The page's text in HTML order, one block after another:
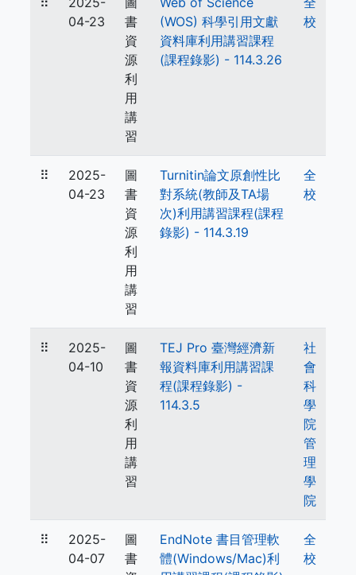
04-23
書
資
源
利
用
講
習
(WOS) 科學引用文獻
資料庫利用講習課程
(課程錄影) - 114.3.26
校
⠿
2025-
04-23
圖
書
資
源
利
用
講
習
Turnitin論文原創性比
對系統(教師及TA場
次)利用講習課程(課程
錄影) - 114.3.19
全
校
⠿
2025-
04-10
圖
書
資
源
利
用
講
習
TEJ Pro 臺灣經濟新
報資料庫利用講習課
程(課程錄影) -
114.3.5
社
會
科
學
院
管
理
學
院
⠿
2025-
04-07
圖
書
EndNote 書目管理軟
體(Windows/Mac)利
全
校